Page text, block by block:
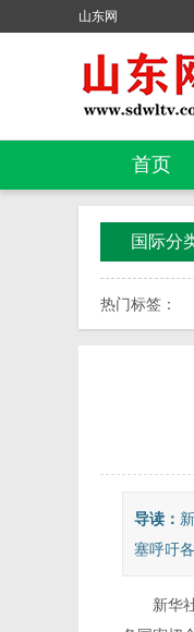
山东网
首页
国际分
热门标签：
导读：
塞呼吁
新华